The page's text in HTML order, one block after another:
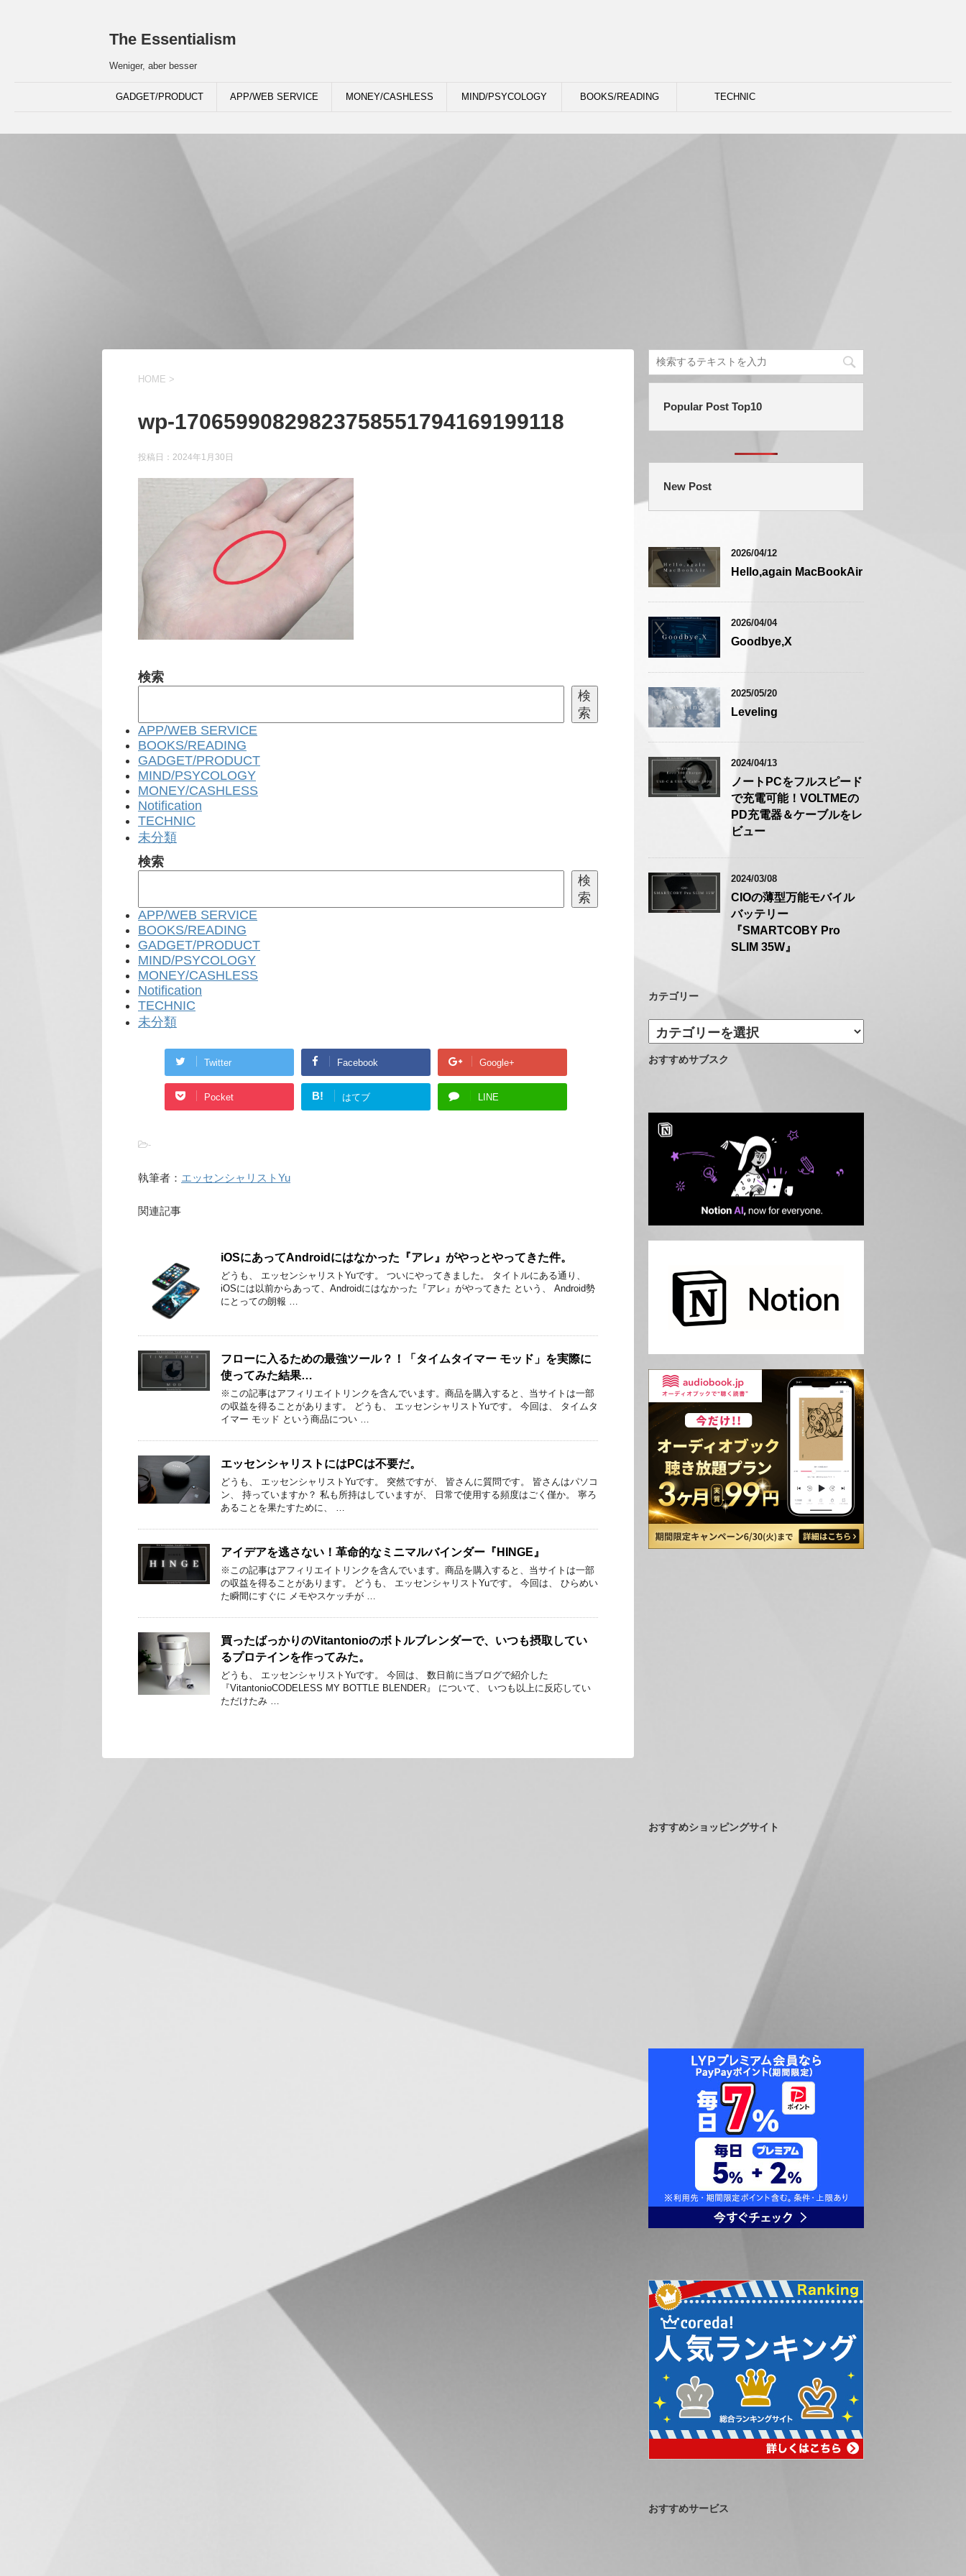
The Essentialism
Weniger, aber besser
GADGET/PRODUCT APP/WEB SERVICE MONEY/CASHLESS MIND/PSYCOLOGY BOOKS/READING TECHNIC
HOME >
wp-17065990829823758551794169199118
投稿日： 2024年1月30日
検索
検
索
APP/WEB SERVICE
BOOKS/READING
GADGET/PRODUCT
MIND/PSYCOLOGY
MONEY/CASHLESS
Notification
TECHNIC
未分類
検索
検
索
APP/WEB SERVICE
BOOKS/READING
GADGET/PRODUCT
MIND/PSYCOLOGY
MONEY/CASHLESS
Notification
TECHNIC
未分類
Twitter Facebook Google+
Pocket B! はてブ LINE
-
執筆者： エッセンシャリストYu
関連記事
iOSにあってAndroidにはなかった『アレ』がやっとやってきた件。
どうも、 エッセンシャリストYuです。 ついにやってきました。 タイトルにある通り、
iOSには以前からあって、Androidにはなかった『アレ』がやってきた という、 Android勢
にとっての朗報 …
フローに入るための最強ツール？！「タイムタイマー モッド」を実際に
使ってみた結果…
※この記事はアフィリエイトリンクを含んでいます。商品を購入すると、当サイトは一部
の収益を得ることがあります。 どうも、 エッセンシャリストYuです。 今回は、 タイムタ
イマー モッド という商品につい …
エッセンシャリストにはPCは不要だ。
どうも、 エッセンシャリストYuです。 突然ですが、 皆さんに質問です。 皆さんはパソコ
ン、 持っていますか？ 私も所持はしていますが、 日常で使用する頻度はごく僅か。 寧ろ
あることを果たすために、 …
アイデアを逃さない！革命的なミニマルバインダー『HINGE』
※この記事はアフィリエイトリンクを含んでいます。商品を購入すると、当サイトは一部
の収益を得ることがあります。 どうも、 エッセンシャリストYuです。 今回は、 ひらめい
た瞬間にすぐに メモやスケッチが …
買ったばっかりのVitantonioのボトルブレンダーで、いつも摂取してい
るプロテインを作ってみた。
どうも、 エッセンシャリストYuです。 今回は、 数日前に当ブログで紹介した
『VitantonioCODELESS MY BOTTLE BLENDER』 について、 いつも以上に反応してい
ただけたみ …
Popular Post Top10
New Post
2026/04/12
Hello,again MacBookAir
2026/04/04
Goodbye,X
2025/05/20
Leveling
2024/04/13
ノートPCをフルスピード
で充電可能！VOLTMEの
PD充電器＆ケーブルをレ
ビュー
2024/03/08
CIOの薄型万能モバイル
バッテリー
『SMARTCOBY Pro
SLIM 35W』
カテゴリー
カ
テ
ゴ
おすすめサブスク
おすすめショッピングサイト
おすすめサービス